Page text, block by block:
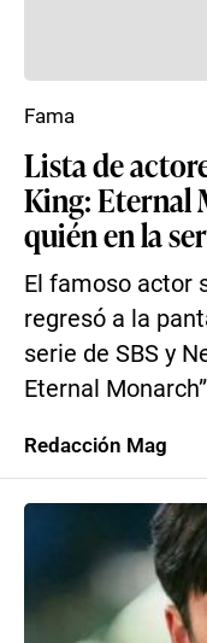
Lista de
King: Eternal
quién en la
El famoso actor
regresó a la
serie de SBS y
Eternal
Fama
Redacción Mag